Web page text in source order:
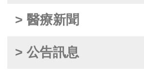
> 醫療新聞
> 公告訊息